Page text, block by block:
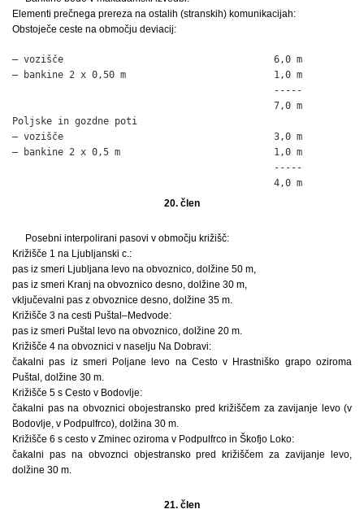
Elementi prečnega prereza na ostalih (stranskih) komunikacijah:
Obstoječe ceste na območju deviacij:
– vozišče                                     6,0 m
– bankine 2 x 0,50 m                          1,0 m
                                              -----
                                              7,0 m
Poljske in gozdne poti
– vozišče                                     3,0 m
– bankine 2 x 0,5 m                           1,0 m
                                              -----
                                              4,0 m
20. člen
Posebni interpolirani pasovi v območju križišč:
Križišče 1 na Ljubljanski c.:
pas iz smeri Ljubljana levo na obvoznico, dolžine 50 m,
pas iz smeri Kranj na obvoznico desno, dolžine 30 m,
vključevalni pas z obvoznice desno, dolžine 35 m.
Križišče 3 na cesti Puštal–Medvode:
pas iz smeri Puštal levo na obvoznico, dolžine 20 m.
Križišče 4 na obvoznici v naselju Na Dobravi:
čakalni pas iz smeri Poljane levo na Cesto v Hrastniško grapo oziroma
Puštal, dolžine 30 m.
Križišče 5 s Cesto v Bodovlje:
čakalni pas na obvoznici obojestransko pred križiščem za zavijanje levo (v
Bodovlje, v Podpulfrco), dolžina 30 m.
Križišče 6 s cesto v Zminec oziroma v Podpulfrco in Škofjo Loko:
čakalni pas na obvoznci objestransko pred križiščem za zavijanje levo,
dolžine 30 m.
21. člen